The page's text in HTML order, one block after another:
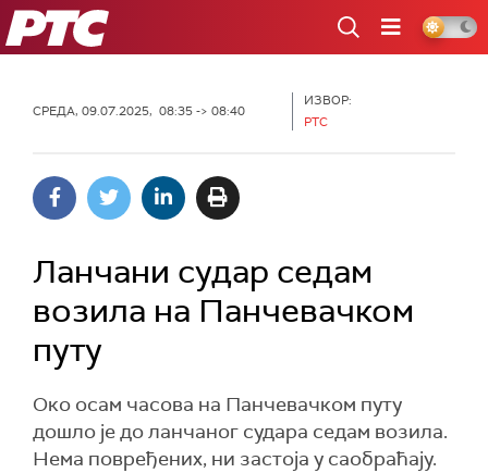
РТС
СРЕДА, 09.07.2025, 08:35 -> 08:40
ИЗВОР:
РТС
Ланчани судар седам
возила на Панчевачком
путу
Око осам часова на Панчевачком путу
дошло је до ланчаног судара седам возила.
Нема повређених, ни застоја у саобраћају.